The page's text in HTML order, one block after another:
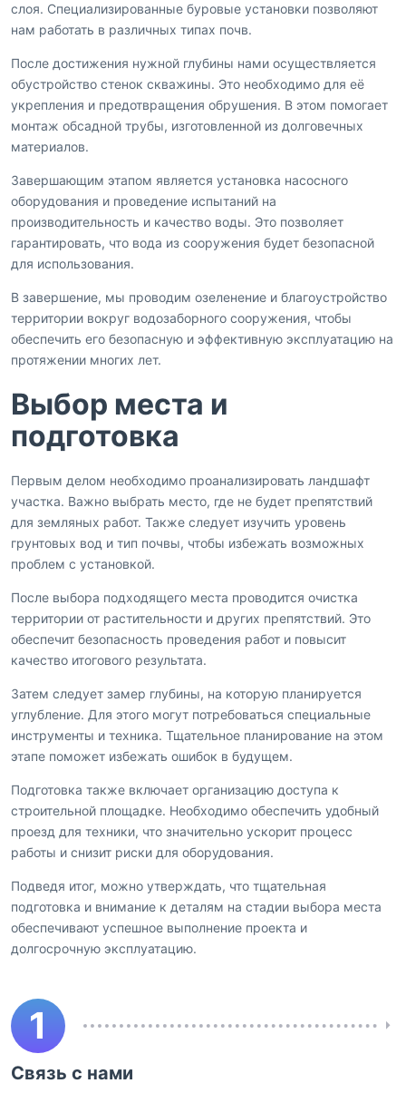
слоя. Специализированные буровые установки позволяют
нам работать в различных типах почв.
После достижения нужной глубины нами осуществляется
обустройство стенок скважины. Это необходимо для её
укрепления и предотвращения обрушения. В этом помогает
монтаж обсадной трубы, изготовленной из долговечных
материалов.
Завершающим этапом является установка насосного
оборудования и проведение испытаний на
производительность и качество воды. Это позволяет
гарантировать, что вода из сооружения будет безопасной
для использования.
В завершение, мы проводим озеленение и благоустройство
территории вокруг водозаборного сооружения, чтобы
обеспечить его безопасную и эффективную эксплуатацию на
протяжении многих лет.
Выбор места и
подготовка
Первым делом необходимо проанализировать ландшафт
участка. Важно выбрать место, где не будет препятствий
для земляных работ. Также следует изучить уровень
грунтовых вод и тип почвы, чтобы избежать возможных
проблем с установкой.
После выбора подходящего места проводится очистка
территории от растительности и других препятствий. Это
обеспечит безопасность проведения работ и повысит
качество итогового результата.
Затем следует замер глубины, на которую планируется
углубление. Для этого могут потребоваться специальные
инструменты и техника. Тщательное планирование на этом
этапе поможет избежать ошибок в будущем.
Подготовка также включает организацию доступа к
строительной площадке. Необходимо обеспечить удобный
проезд для техники, что значительно ускорит процесс
работы и снизит риски для оборудования.
Подведя итог, можно утверждать, что тщательная
подготовка и внимание к деталям на стадии выбора места
обеспечивают успешное выполнение проекта и
долгосрочную эксплуатацию.
1
Связь с нами